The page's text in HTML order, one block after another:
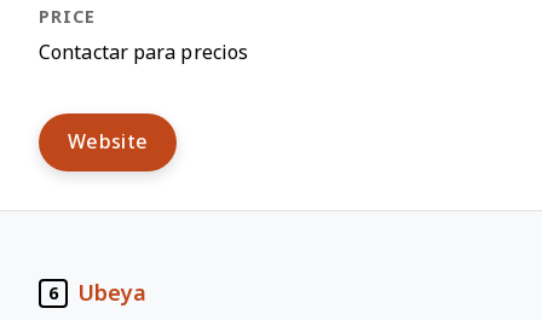
Contactar para precios
Website
6 Ubeya